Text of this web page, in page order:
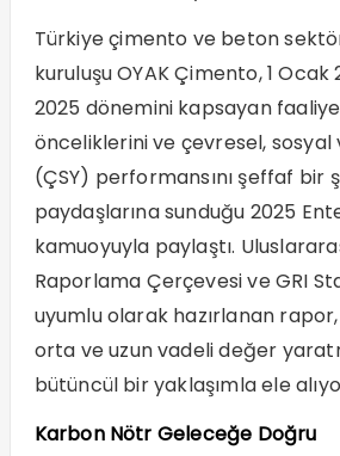
Türkiye çimento ve beton
kuruluşu OYAK Çimento, 1 Ocak
2025 dönemini kapsayan
önceliklerini ve çevresel,
(ÇSY) performansını şeffaf bir
paydaşlarına sunduğu 2025
kamuoyuyla paylaştı.
Raporlama Çerçevesi ve GRI
uyumlu olarak hazırlanan rapor,
orta ve uzun vadeli değer
bütüncül bir yaklaşımla ele
Karbon Nötr Geleceğe Doğru